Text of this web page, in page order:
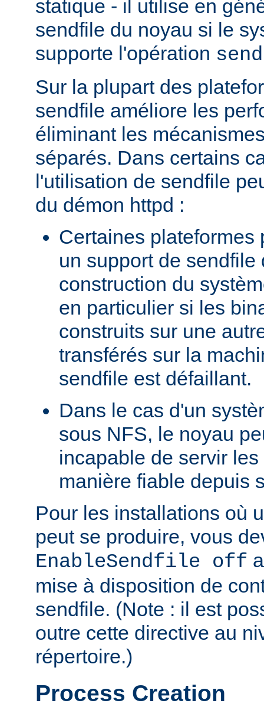
statique - il utilise en
sendfile du noyau si le
supporte l'opération
Sur la plupart des
sendfile améliore les
éliminant les
séparés. Dans certains
l'utilisation de sendfile
du démon httpd :
Certaines plateformes
un support de
construction du
en particulier si les
construits sur une
transférés sur la
sendfile est défaillant.
Dans le cas d'un
sous NFS, le noyau
incapable de servir
manière fiable depuis
Pour les installations où
peut se produire, vous
EnableSendfile off
mise à disposition de
sendfile. (Note : il est
outre cette directive au
répertoire.)
Process Creation